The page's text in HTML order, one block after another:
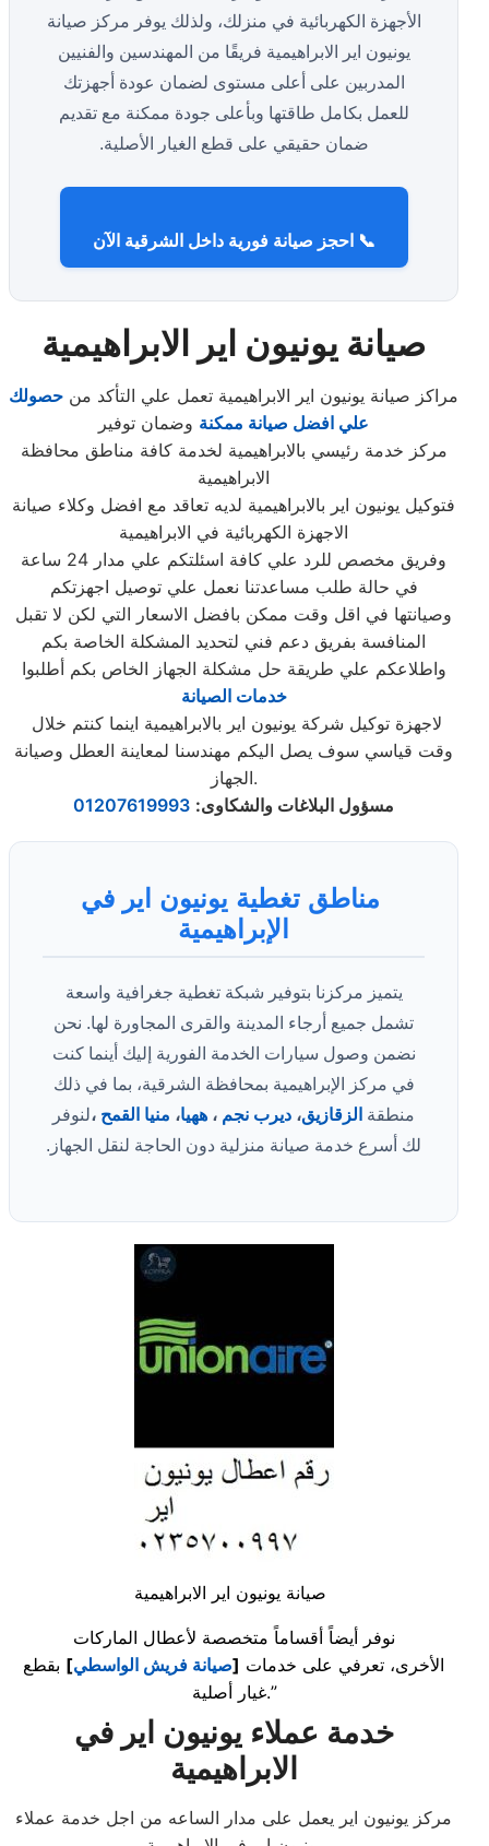
الأجهزة الكهربائية في منزلك، ولذلك يوفر مركز صيانة
يونيون اير الابراهيمية فريقًا من المهندسين والفنيين
المدربين على أعلى مستوى لضمان عودة أجهزتك
للعمل بكامل طاقتها وبأعلى جودة ممكنة مع تقديم
ضمان حقيقي على قطع الغيار الأصلية.
📞 احجز صيانة فورية داخل الشرقية الآن
صيانة يونيون اير الابراهيمية
مراكز صيانة يونيون اير الابراهيمية تعمل علي التأكد من حصولك
علي افضل صيانة ممكنة وضمان توفير
مركز خدمة رئيسي بالابراهيمية لخدمة كافة مناطق محافظة
الابراهيمية
فتوكيل يونيون اير بالابراهيمية لديه تعاقد مع افضل وكلاء صيانة
الاجهزة الكهربائية في الابراهيمية
وفريق مخصص للرد علي كافة اسئلتكم علي مدار 24 ساعة
في حالة طلب مساعدتنا نعمل علي توصيل اجهزتكم
وصيانتها في اقل وقت ممكن بافضل الاسعار التي لكن لا تقبل
المنافسة بفريق دعم فني لتحديد المشكلة الخاصة بكم
واطلاعكم علي طريقة حل مشكلة الجهاز الخاص بكم أطلبوا
خدمات الصيانة
وقت قياسي سوف يصل اليكم مهندسنا لمعاينة العطل وصيانة
الجهاز.
مسؤول البلاغات والشكاوى:
01207619993
مناطق تغطية يونيون اير في
الإبراهيمية
يتميز مركزنا بتوفير شبكة تغطية جغرافية واسعة
تشمل جميع أرجاء المدينة والقرى المجاورة لها. نحن
نضمن وصول سيارات الخدمة الفورية إليك أينما كنت
في مركز الإبراهيمية بمحافظة الشرقية، بما في ذلك
منطقة الزقازيق، ديرب نجم ، ههيا، منيا القمح ،لنوفر
لك أسرع خدمة صيانة منزلية دون الحاجة لنقل الجهاز.
صيانة يونيون اير الابراهيمية
نوفر أيضاً أقساماً متخصصة لأعطال الماركات
الأخرى، تعرفي على خدمات [صيانة فريش الواسطي] بقطع
غيار أصلية.”
خدمة عملاء يونيون اير في
الابراهيمية
مركز يونيون اير يعمل على مدار الساعه من اجل خدمة عملاء